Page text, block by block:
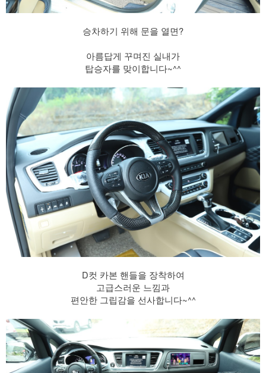
승차하기 위해 문을 열면?
아름답게 꾸며진 실내가
탑승자를 맞이합니다~^^
D컷 카본 핸들을 장착하여
고급스러운 느낌과
편안한 그립감을 선사합니다~^^